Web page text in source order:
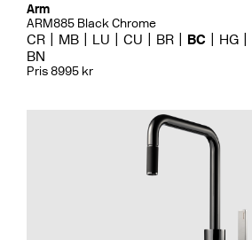
Arm
ARM885 Black Chrome
CR MB LU CU BR BC HG
BN
Pris 8995 kr